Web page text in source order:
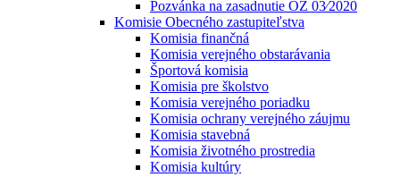
Pozvánka na zasadnutie OZ 03⁄2020
Komisie Obecného zastupiteľstva
Komisia finančná
Komisia verejného obstarávania
Športová komisia
Komisia pre školstvo
Komisia verejného poriadku
Komisia ochrany verejného záujmu
Komisia stavebná
Komisia životného prostredia
Komisia kultúry